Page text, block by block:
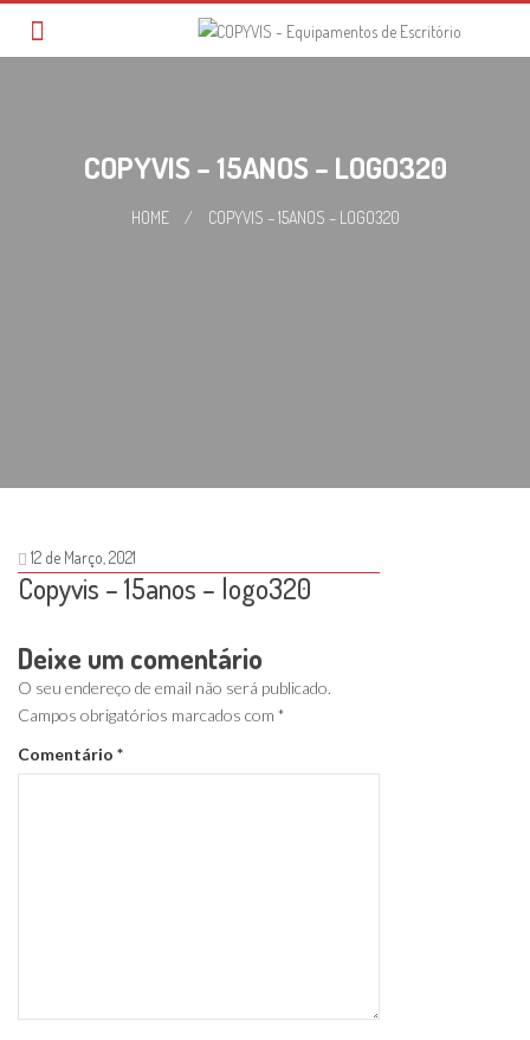
COPYVIS – 15ANOS – LOGO320
HOME / COPYVIS – 15ANOS – LOGO320
12 de Março, 2021
Copyvis – 15anos – logo320
Deixe um comentário
O seu endereço de email não será publicado.
Campos obrigatórios marcados com *
Comentário *